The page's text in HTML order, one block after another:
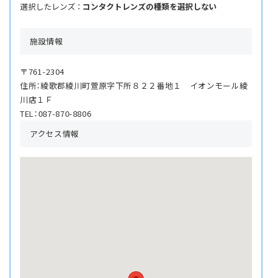
選択したレンズ ： コンタクトレンズの種類を選択しない
施設情報
〒761-2304
住所：綾歌郡綾川町萱原字下所８２２番地１ イオンモール綾
川店１Ｆ
TEL：087-870-8806
アクセス情報